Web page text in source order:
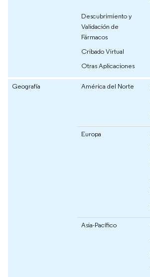
Descubrimiento y
Validación de
Fármacos
Cribado Virtual
Otras Aplicaciones
Geografía América del Norte
Europa
Asia-Pacífico